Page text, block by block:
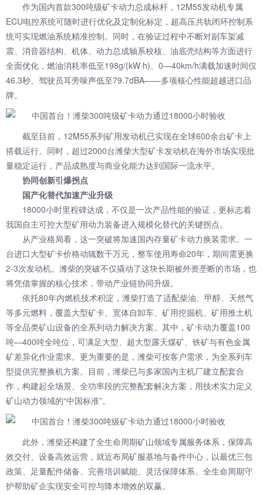
作为国内首款300吨级矿卡动力总成标杆，12M55发动机专属
ECU电控系统可随时进行优化及定制化标定，超高压共轨闭环控制系
统可实现燃油系统精准控制。同时，在验证过程中不断对副车架减
震、消音器结构、机体、动力总成轴系校核、油底壳结构等方面进行
全面优化，燃油消耗率低至198g/(kW·h)、0—40km/h满载加速时间仅
46.3秒、驾驶员耳旁噪声低至79.7dBA——多项核心性能超越进口品
牌。
截至目前，12M55系列矿用发动机已实现在全球600余台矿卡上
搭载运行。同时，超过2000台潍柴大型矿卡发动机在海外市场实现批
量稳定运行，产品成熟度与商业化能力达到国际一流水平。
协同创新引爆拐点
国产化替代加速产业升级
18000小时里程碑达成，不仅是一次产品性能的验证，更标志着
我国自主可控大型矿用动力装备进入规模化替代的关键拐点。
从产业格局看，这一突破将加速国内存量矿卡动力换装需求。一
台进口大型矿卡价格动辄数千万元，整车使用寿命20年，期间需更换
2-3次发动机。潍柴的突破不仅撬动了这块长期被外资垄断的市场，也
将凭借掌握的核心技术，带动产业链协同升级。
依托80年内燃机技术积淀，潍柴打造了适配柴油、甲醇、天然气
等多元燃料，覆盖大型矿卡、宽体自卸车、矿用挖掘机、矿用推土机
等全品类矿山设备的全系列动力解决方案。其中，矿卡动力覆盖100
吨—400吨全吨位，可满足大型、超大型露天煤矿、铁矿与有色金属
矿差异化作业需求。更为重要的是，潍柴可按客户需求，为全系列车
型提供完整换机方案。目前，潍柴已与多家国内主机厂建立配套合
作，构建起全场景、全功率段的完整配套解决方案，用技术实力定义
矿山动力领域的“中国标准”。
此外，潍柴还构建了全生命周期矿山领域专属服务体系，保障高
效交付、设备高效运营，就近布局矿服基地与备件中心，以最优三包
政策、足量配件储备、完善培训赋能、灵活保障体系、全生命周期守
护帮助矿企实现安全可控与降本增效的双赢。